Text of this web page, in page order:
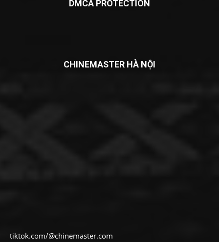
DMCA PROTECTION
CHINEMASTER HÀ NỘI
tiktok.com/@chinemaster.com